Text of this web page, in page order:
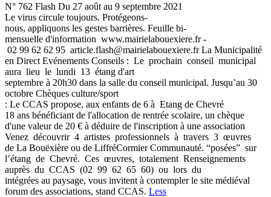
N° 762 Flash Du 27 août au 9 septembre 2021
Le virus circule toujours. Protégeons­
nous, appliquons les gestes barrières. Feuille bi­
mensuelle d'information ­ www.mairie­labouexiere.fr ­
02 99 62 62 95 ­ article.flash@mairie­labouexiere.fr La Municipalité
en Direct Evénements Conseils : Le prochain conseil municipal
aura lieu le lundi 13 étang d'art
septembre à 20h30 dans la salle du conseil municipal. Jusqu’au 30
octobre Chèques culture/sport
: Le CCAS propose, aux enfants de 6 à Etang de Chevré
18 ans bénéficiant de l'allocation de rentrée scolaire, un chèque
d'une valeur de 20 € à déduire de l'inscription à une association
Venez découvrir 4 artistes professionnels à travers 3 œuvres
de La Bouëxière ou de Liffré­Cormier Communauté. “posées” sur
l’étang de Chevré. Ces œuvres, totalement Renseignements
auprès du CCAS (02 99 62 65 60) ou lors du
intégrées au paysage, vous invitent à contempler le site médiéval
forum des associations, stand CCAS. Less